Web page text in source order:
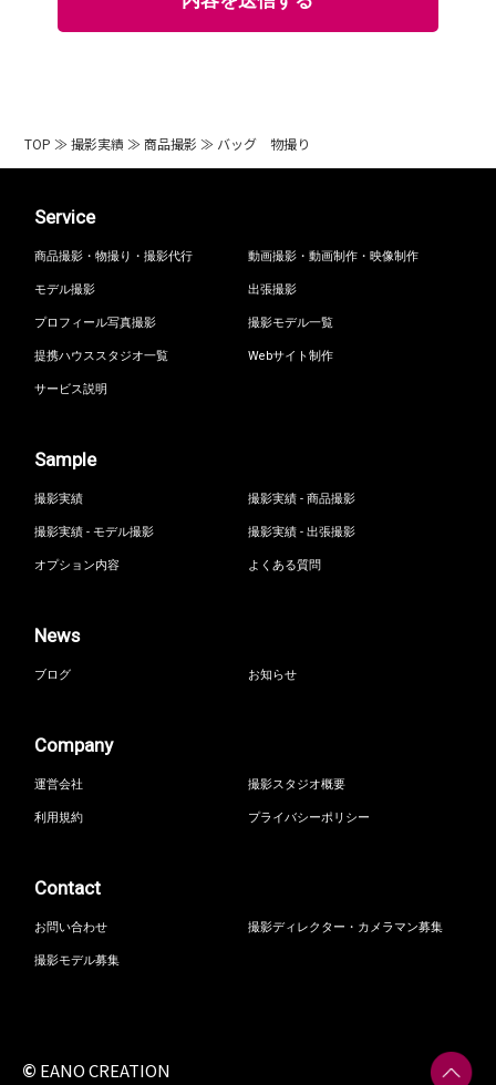
TOP ≫撮影実績 ≫商品撮影 ≫ バッグ 物撮り
Service
商品撮影・物撮り・撮影代行
動画撮影・動画制作・映像制作
モデル撮影
出張撮影
プロフィール写真撮影
撮影モデル一覧
提携ハウススタジオ一覧
Webサイト制作
サービス説明
Sample
撮影実績
撮影実績 - 商品撮影
撮影実績 - モデル撮影
撮影実績 - 出張撮影
オプション内容
よくある質問
News
ブログ お知らせ
Company
運営会社
撮影スタジオ概要
利用規約
プライバシーポリシー
Contact
お問い合わせ
撮影ディレクター・カメラマン募集
撮影モデル募集
© EANO CREATION